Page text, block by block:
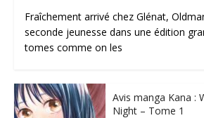
Fraîchement arrivé chez Glénat,
seconde jeunesse dans une édition
tomes comme on les
Avis manga Kana :
Night – Tome 1